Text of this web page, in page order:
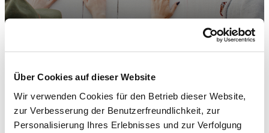
Über Cookies auf dieser Website
Wir verwenden Cookies für den Betrieb dieser Website,
zur Verbesserung der Benutzerfreundlichkeit, zur
Personalisierung Ihres Erlebnisses und zur Verfolgung